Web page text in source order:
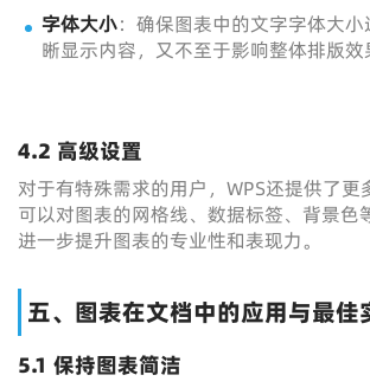
字体大小：确保图表中的文字字体大
晰显示内容，又不至于影响整体排版效
4.2 高级设置
对于有特殊需求的用户，WPS还提供了更
可以对图表的网格线、数据标签、背景色
进一步提升图表的专业性和表现力。
五、图表在文档中的应用与最佳
5.1 保持图表简洁